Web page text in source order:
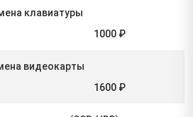
клавиатуры
1000 ₽
видеокарты
1600 ₽